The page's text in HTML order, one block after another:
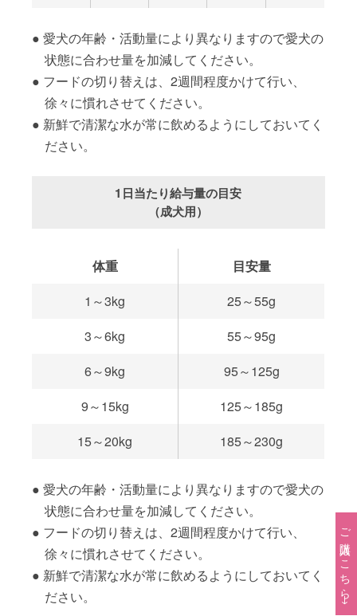
ご購入はこちら→
愛犬の年齢・活動量により異なりますので愛犬の
状態に合わせ量を加減してください。
フードの切り替えは、2週間程度かけて行い、
徐々に慣れさせてください。
新鮮で清潔な水が常に飲めるようにしておいてく
ださい。
1日当たり給与量の目安
（成犬用）
体重
目安量
1～3kg
25～55g
3～6kg
55～95g
6～9kg
95～125g
9～15kg
125～185g
15～20kg
185～230g
愛犬の年齢・活動量により異なりますので愛犬の
状態に合わせ量を加減してください。
フードの切り替えは、2週間程度かけて行い、
徐々に慣れさせてください。
新鮮で清潔な水が常に飲めるようにしておいてく
ださい。